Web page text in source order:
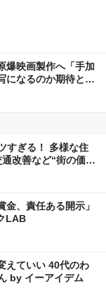
爆映画製作へ「手加
になるのか期待と不
すぎる！ 多様な住
改善など“街の価値
、責任ある開示」
LAB
えていい 40代のわ
by イーアイデム